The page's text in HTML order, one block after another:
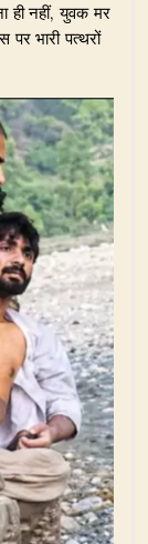
ही नहीं, युवक मर
भारी पत्थरों